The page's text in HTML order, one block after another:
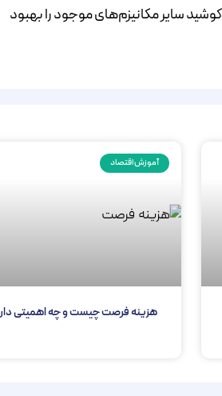
سایر مکانیزم‌های موجود را بهبود
آموزش اقتصاد
هزینه فرصت چیست و چه اهمیتی